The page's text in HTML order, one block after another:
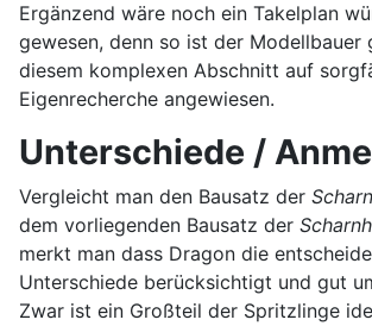
Ergänzend wäre noch ein Takelplan
gewesen, denn so ist der Modellbauer
diesem komplexen Abschnitt auf
Eigenrecherche angewiesen.
Unterschiede /
Vergleicht man den Bausatz der
dem vorliegenden Bausatz der
merkt man dass Dragon die
Unterschiede berücksichtigt und gut
Zwar ist ein Großteil der Spritzlinge